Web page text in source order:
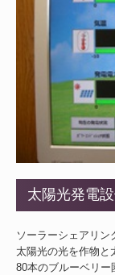
太陽光発電
ソーラーシェアリン
太陽光の光を作物と
80本のブルーベリー